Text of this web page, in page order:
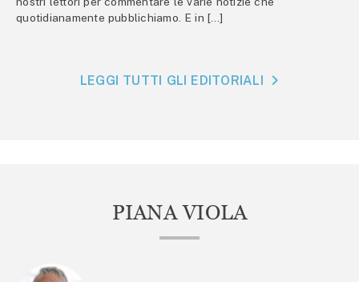
quotidianamente pubblichiamo. E in […]
LEGGI TUTTI GLI EDITORIALI
PIANA VIOLA